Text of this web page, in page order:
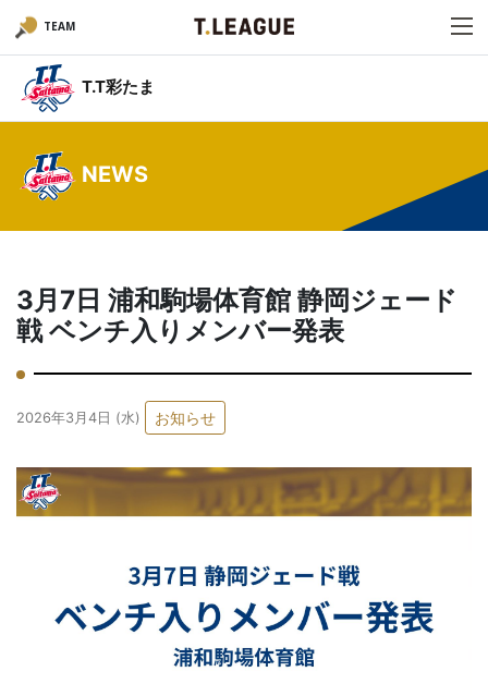
TEAM
T.T彩たま
NEWS
3月7日 浦和駒場体育館 静岡ジェード
戦 ベンチ入りメンバー発表
2026年3月4日 (水) お知らせ